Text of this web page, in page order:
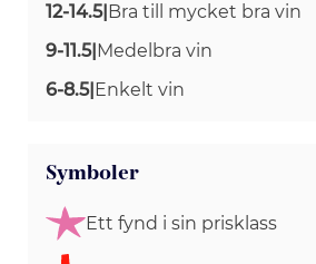
12-14.5| Bra till mycket bra vin
9-11.5| Medelbra vin
6-8.5| Enkelt vin
Symboler
Ett fynd i sin prisklass